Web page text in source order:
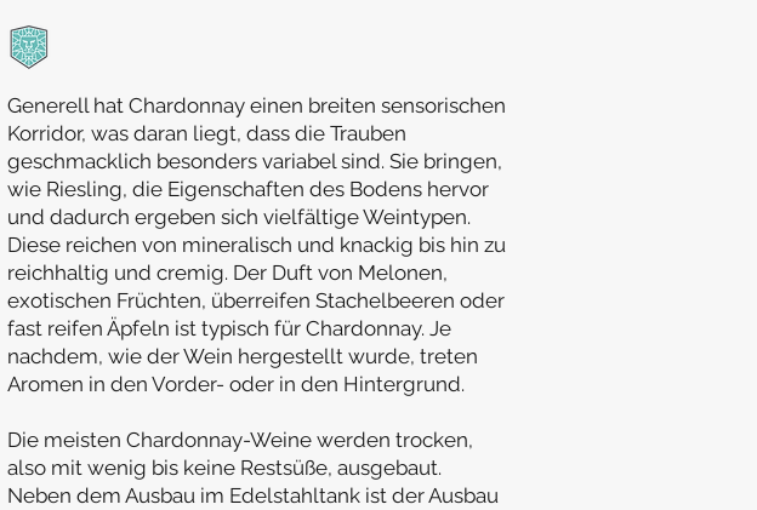
Generell hat Chardonnay einen breiten sensorischen
Korridor, was daran liegt, dass die Trauben
geschmacklich besonders variabel sind. Sie bringen,
wie Riesling, die Eigenschaften des Bodens hervor
und dadurch ergeben sich vielfältige Weintypen.
Diese reichen von mineralisch und knackig bis hin zu
reichhaltig und cremig. Der Duft von Melonen,
exotischen Früchten, überreifen Stachelbeeren oder
fast reifen Äpfeln ist typisch für Chardonnay. Je
nachdem, wie der Wein hergestellt wurde, treten
Aromen in den Vorder- oder in den Hintergrund.
Die meisten Chardonnay-Weine werden trocken,
also mit wenig bis keine Restsüße, ausgebaut.
Neben dem Ausbau im Edelstahltank ist der Ausbau